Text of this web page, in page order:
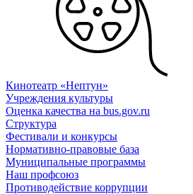
Кинотеатр «Нептун»
Учреждения культуры
Оценка качества на bus.gov.ru
Структура
Фестивали и конкурсы
Нормативно-правовые база
Муниципальные программы
Наш профсоюз
Противодействие коррупции